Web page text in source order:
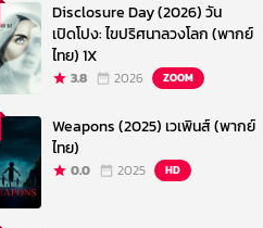
Disclosure Day (2026) วัน
เปิดโปง: ไขปริศนาลวงโลก (พากย์
ไทย) 1X
3.8 2026 ZOOM
Weapons (2025) เวเพินส์ (พากย์
ไทย)
0.0 2025 HD